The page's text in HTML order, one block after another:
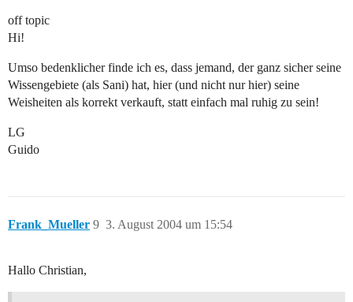
off topic
Hi!
Umso bedenklicher finde ich es, dass jemand, der ganz sicher seine
Wissengebiete (als Sani) hat, hier (und nicht nur hier) seine
Weisheiten als korrekt verkauft, statt einfach mal ruhig zu sein!
LG
Guido
Frank_Mueller 3. August 2004 um 15:54
9
Hallo Christian,